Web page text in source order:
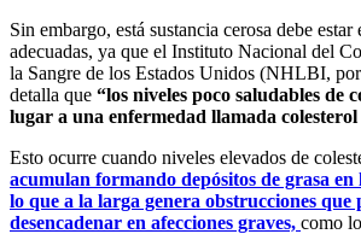
Sin embargo, está sustancia cerosa debe estar
adecuadas, ya que el Instituto Nacional del
la Sangre de los Estados Unidos (NHLBI,
detalla que “los niveles poco saludables de
lugar a una enfermedad llamada colesterol
Esto ocurre cuando niveles elevados de
acumulan formando depósitos de grasa en
lo que a la larga genera obstrucciones que
desencadenar en afecciones graves, como